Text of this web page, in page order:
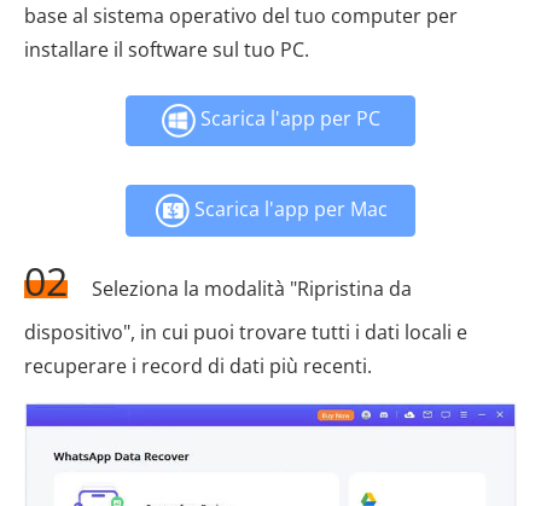
base al sistema operativo del tuo computer per
installare il software sul tuo PC.
Scarica l'app per PC
Scarica l'app per Mac
02
Seleziona la modalità "Ripristina da
dispositivo", in cui puoi trovare tutti i dati locali e
recuperare i record di dati più recenti.